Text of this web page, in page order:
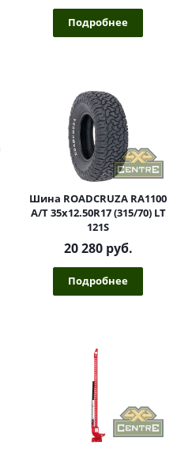
Подробнее
Шина ROADCRUZA RA1100
A/T 35x12.50R17 (315/70) LT
121S
20 280 руб.
Подробнее